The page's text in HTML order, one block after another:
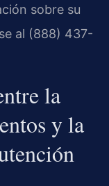
sobre su
al (888) 437-
la
y la